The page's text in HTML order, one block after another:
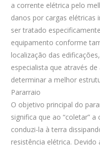
a corrente elétrica pelo
danos por cargas elétricas
ser tratado
equipamento conforme
localização das
especialista que através
determinar a melhor
Pararraio
O objetivo principal do
significa que ao “coletar”
conduzi-la à terra
resistência elétrica.